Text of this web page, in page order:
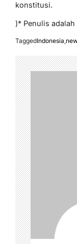
konstitusi.
)* Penulis
TaggedIndonesia,